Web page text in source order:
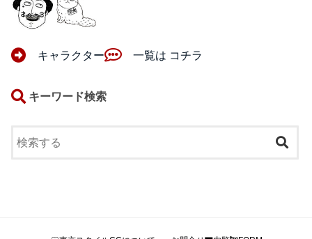
キャラクター 一覧は コチラ
キーワード検索